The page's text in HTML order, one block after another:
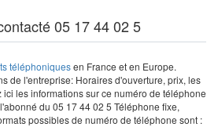
05 17 44 02 5
téléphoniquesen France et en Europe.
de l'entreprise: Horaires d'ouverture, prix, les
les informations sur ce numéro de téléphone
du 05 17 44 02 5 Téléphone fixe,
possibles de numéro de téléphone sont :